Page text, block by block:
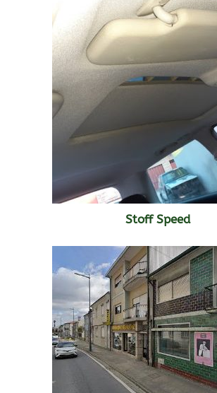
Stoff Speed